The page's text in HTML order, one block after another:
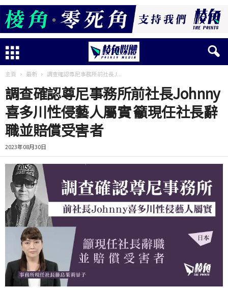
主頁 最新 調查確認尊尼事務所前社長J...
調查確認尊尼事務所前社長Johnny
喜多川性侵藝人屬實 籲現任社長辭
職並賠償受害者
2023年08月30日